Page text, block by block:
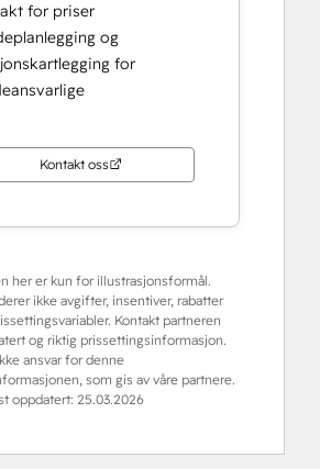
for priser
og
for
Kontakt oss
her er kun for illustrasjonsformål.
ikke avgifter, insentiver, rabatter
Kontakt partneren
og riktig prissettingsinformasjon.
ansvar for denne
som gis av våre partnere.
oppdatert: 25.03.2026